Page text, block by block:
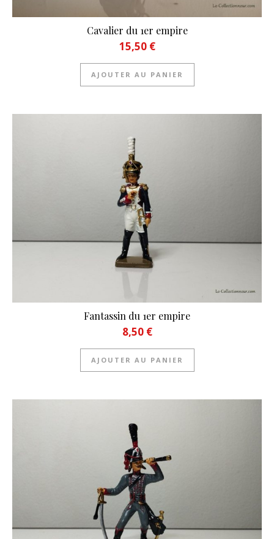
Cavalier du 1er empire
15,50 €
AJOUTER AU PANIER
Fantassin du 1er empire
8,50 €
AJOUTER AU PANIER